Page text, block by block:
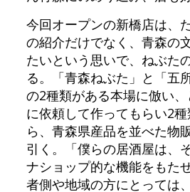
今回オープンの新橋店は、
の紹介だけでなく、青森の
たいという思いで、ねぶた
る。「青森ねぶた」と「五
の2種類がある本場に倣い
に依頼して作ってもらい2
ら、青森県産品を並べた物
引く。「僕らの居酒屋は、
ナショップ的な機能をもた
者側や地域の方にとっては